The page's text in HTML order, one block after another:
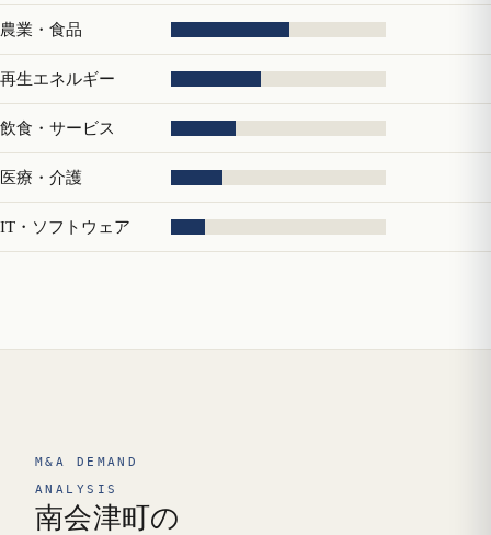
農業・食品
再生エネルギー
飲食・サービス
医療・介護
IT・ソフトウェア
M&A DEMAND
ANALYSIS
南会津町の